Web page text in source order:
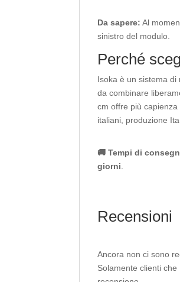
Da sapere: Al
sinistro del modulo.
Perché
Isoka è un sistema di
da combinare
cm offre più
italiani, produzione
🚚 Tempi di
giorni
Recensioni
Ancora non ci sono
Solamente clienti